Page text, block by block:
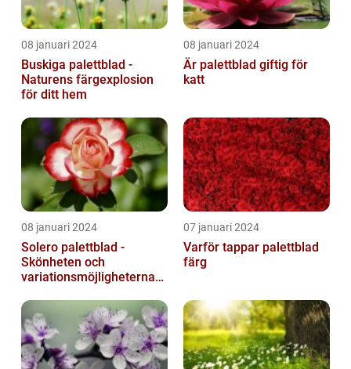
08 januari 2024
Buskiga palettblad -
Naturens färgexplosion
för ditt hem
08 januari 2024
Är palettblad giftig för
katt
08 januari 2024
Solero palettblad -
Skönheten och
variationsmöjligheterna
07 januari 2024
Varför tappar palettblad
färg